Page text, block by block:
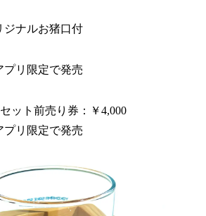
ナルお猪口付
リ限定で発売
ット前売り券：￥4,000
リ限定で発売